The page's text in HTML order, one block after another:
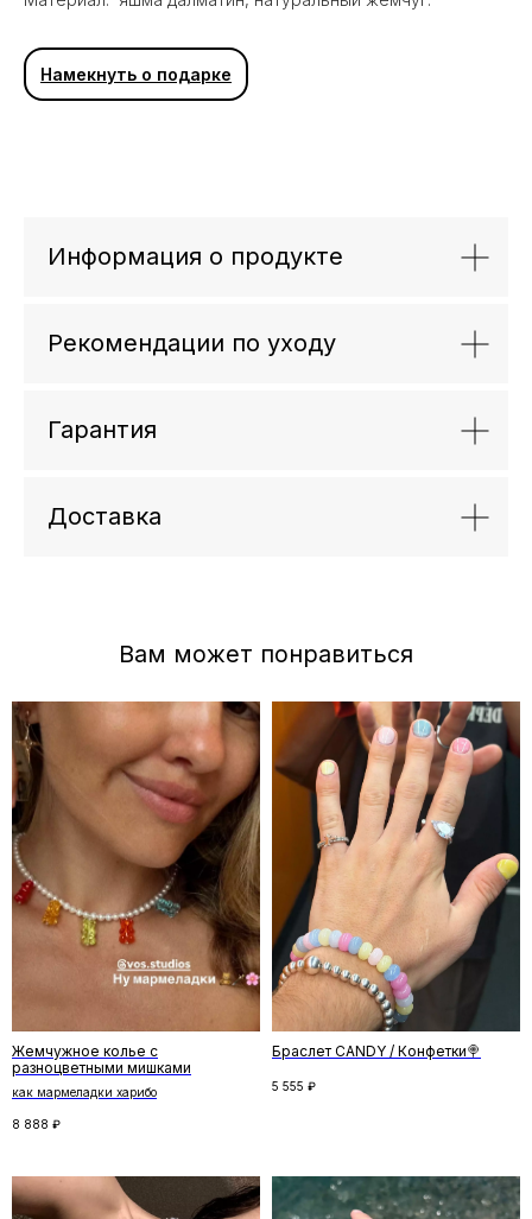
Намекнуть о подарке
Информация о продукте
Рекомендации по уходу
Гарантия
Доставка
Вам может понравиться
Жемчужное колье с
разноцветными мишками
как мармеладки харибо
8 888 ₽
Браслет CANDY / Конфетки🍭
5 555 ₽
Отзывы →